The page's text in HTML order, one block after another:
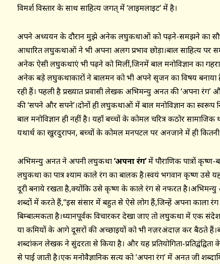
विमर्श विस्तार के साथ साहित्य जगत् में ‘लाइमलाइट’ में है।
अपने अध्ययन के दौरान मुझे अनेक लघुकथाओं को पढ़ने-समझने का
आधारित लघुकथाओं ने भी अपना अलग प्रभाव छोड़ा।बाल साहित्य
अनेक ऐसी लघुकथाएं भी पढ़ने को मिलीं,जिनमें बाल मनोविज्ञान का
अनेक बड़े लघुकथाकारों ने बालमन को भी अपने सृजन का विषय
रही हैं। पहली है प्रख्यात प्रवासी लेखक अभिमन्यु अनत की ‘अपना रंग’
की ‘सपने और सपने’।दोनों ही लघुकथाओं में बाल मनोविज्ञान का स्वरूप
बाल मनोविज्ञान ही नहीं है। यहाँ बच्चों के कोमल चरित्र कठोर
यथार्थ का खुरदुरापन, बच्चों के कोमल मनपटल पर अनजाने में ही कितनी
अभिमन्यु अनत ने अपनी लघुकथा‘अपना रंग’में पौराणिक पात्रों
लघुकथा का पात्र श्याम काले रंग का बालक है।स्वयं भगवान कृष्ण उसे
दूरी बनाये रखता है,क्योंकि उसे कृष्ण के काले रंग से नफरत
शब्दों में करते हैं,‘‘इस संसार में बहुत से ऐसे लोग हैं,जिन्हें अपना काला
बिम्बात्मकता है।ध्यानपूर्वक विचारकर देखा जाए तो लघुकथा में एक
या कमियों के आगे दूसरों की अच्छाइयों को भी नज़रअंदाज़ कर बैठते
शब्दांकन लेखक ने सुंदरता से किया है। और यह प्रतियोगिता-प्रतिद्वंद्विता
से पाई जाती है।एक मनोवैज्ञानिक सत्य को ‘अपना रंग’ में अनत जी